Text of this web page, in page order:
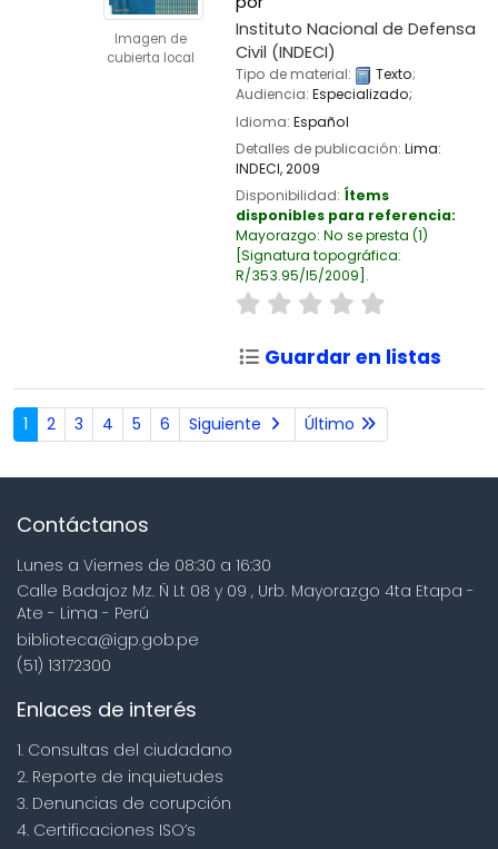
Imagen de
cubierta local
Instituto Nacional de Defensa
Civil (INDECI)
Tipo de material: Texto;
Audiencia: Especializado;
Idioma: Español
Detalles de publicación: Lima:
INDECI,2009
Disponibilidad: Ítems
disponibles para referencia:
Mayorazgo: No se presta (1)
Signatura topográfica:
R/353.95/I5/2009 .
Guardar en listas
1 2 3 4 5 6 Siguiente Último
Contáctanos
Lunes a Viernes de 08:30 a 16:30
Calle Badajoz Mz. Ñ Lt 08 y 09 , Urb. Mayorazgo 4ta Etapa -
Ate - Lima - Perú
biblioteca@igp.gob.pe
(51) 13172300
Enlaces de interés
1. Consultas del ciudadano
2. Reporte de inquietudes
3. Denuncias de corupción
4. Certificaciones ISO’s